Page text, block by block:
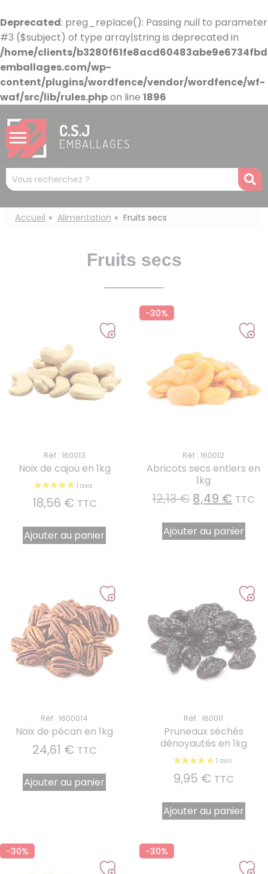
Deprecated: preg_replace(): Passing null to parameter
#3 ($subject) of type array|string is deprecated in
/home/clients/
emballages.com/wp-
content/plugins/wordfence/vendor/wordfence/wf-
waf/src/lib/rules.phpon line 1896
Mots
clés
:
Accueil Alimentation Fruits secs
Fruits secs
Réf : 160013
Noix de cajou en 1kg
18,56 € TTC
Ajouter au panier
-30%
Réf : 160012
Abricots secs entiers en
1kg
12,13€8,49 € TTC
Ajouter au panier
Réf : 1600014
Noix de pécan en 1kg
24,61 € TTC
Ajouter au panier
Réf : 160011
Pruneaux séchés
dénoyautés en 1kg
9,95 € TTC
Ajouter au panier
-30% -30%